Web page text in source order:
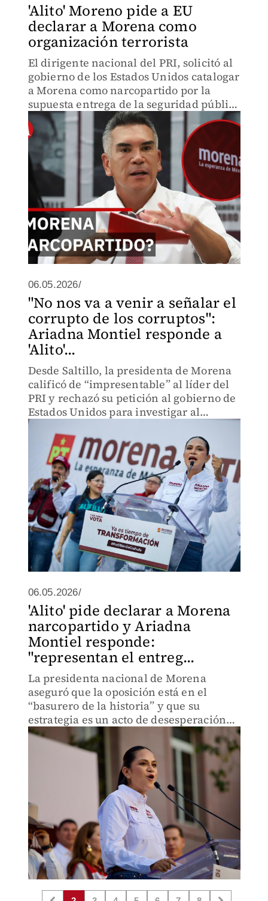
'Alito' Moreno pide a EU
declarar a Morena como
organización terrorista
El dirigente nacional del PRI, solicitó al
gobierno de los Estados Unidos catalogar
a Morena como narcopartido por la
supuesta entrega de la seguridad pública
al crimen organizado en estados como
Sinaloa.
06.05.2026/
"No nos va a venir a señalar el
corrupto de los corruptos":
Ariadna Montiel responde a
'Alito'...
Desde Saltillo, la presidenta de Morena
calificó de “impresentable” al líder del
PRI y rechazó su petición al gobierno de
Estados Unidos para investigar al
partido de la 4T.
06.05.2026/
'Alito' pide declarar a Morena
narcopartido y Ariadna
Montiel responde:
"representan el entreg...
La presidenta nacional de Morena
aseguró que la oposición está en el
“basurero de la historia” y que su
estrategia es un acto de desesperación
que busca la intervención extranjera.